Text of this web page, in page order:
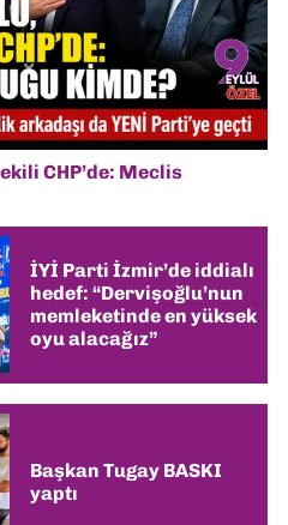
CHP’de: Meclis
İYİ Parti İzmir’de iddialı
hedef: “Dervişoğlu’nun
memleketinde en yüksek
oyu alacağız”
Başkan Tugay BASKI
yaptı